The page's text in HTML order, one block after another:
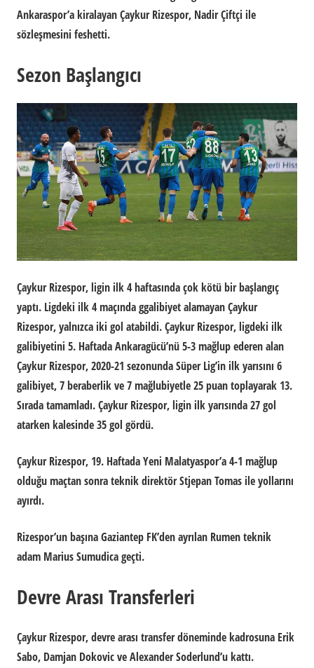
Ankaraspor’a kiralayan Çaykur Rizespor, Nadir Çiftçi ile
sözleşmesini feshetti.
Sezon Başlangıcı
Çaykur Rizespor, ligin ilk 4 haftasında çok kötü bir başlangıç
yaptı. Ligdeki ilk 4 maçında ggalibiyet alamayan Çaykur
Rizespor, yalnızca iki gol atabildi. Çaykur Rizespor, ligdeki ilk
galibiyetini 5. Haftada Ankaragücü’nü 5-3 mağlup ederen alan
Çaykur Rizespor, 2020-21 sezonunda Süper Lig’in ilk yarısını 6
galibiyet, 7 beraberlik ve 7 mağlubiyetle 25 puan toplayarak 13.
Sırada tamamladı. Çaykur Rizespor, ligin ilk yarısında 27 gol
atarken kalesinde 35 gol gördü.
Çaykur Rizespor, 19. Haftada Yeni Malatyaspor’a 4-1 mağlup
olduğu maçtan sonra teknik direktör Stjepan Tomas ile yollarını
ayırdı.
Rizespor’un başına Gaziantep FK’den ayrılan Rumen teknik
adam Marius Sumudica geçti.
Devre Arası Transferleri
Çaykur Rizespor, devre arası transfer döneminde kadrosuna Erik
Sabo, Damjan Dokovic ve Alexander Soderlund’u kattı.